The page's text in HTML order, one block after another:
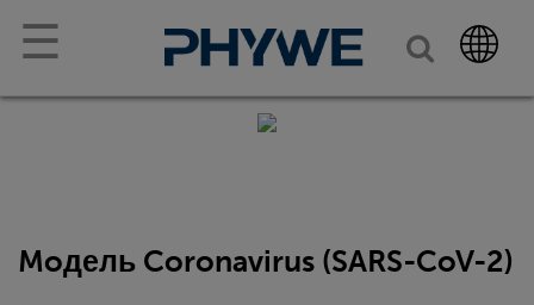
☰
Moдель Coronavirus (SARS-CoV-2)